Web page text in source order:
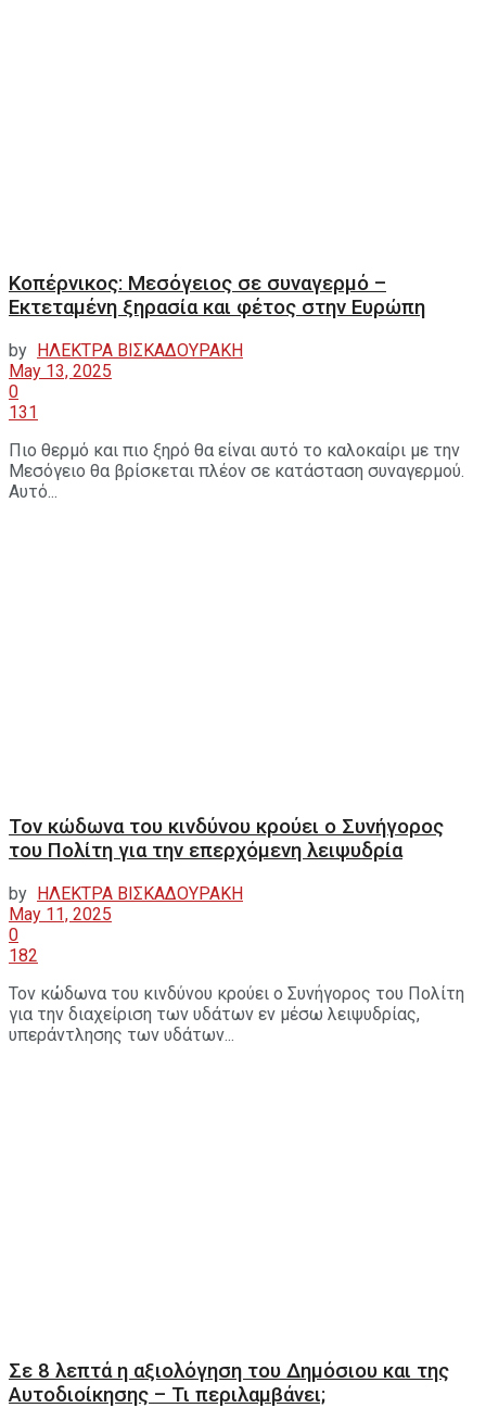
Κοπέρνικος: Μεσόγειος σε συναγερμό –
Εκτεταμένη ξηρασία και φέτος στην Ευρώπη
by ΗΛΕΚΤΡΑ ΒΙΣΚΑΔΟΥΡΑΚΗ
May 13, 2025
0
131
Πιο θερμό και πιο ξηρό θα είναι αυτό το καλοκαίρι με την
Μεσόγειο θα βρίσκεται πλέον σε κατάσταση συναγερμού.
Αυτό...
Τον κώδωνα του κινδύνου κρούει ο Συνήγορος
του Πολίτη για την επερχόμενη λειψυδρία
by ΗΛΕΚΤΡΑ ΒΙΣΚΑΔΟΥΡΑΚΗ
May 11, 2025
0
182
Τον κώδωνα του κινδύνου κρούει ο Συνήγορος του Πολίτη
για την διαχείριση των υδάτων εν μέσω λειψυδρίας,
υπεράντλησης των υδάτων...
Σε 8 λεπτά η αξιολόγηση του Δημόσιου και της
Αυτοδιοίκησης – Τι περιλαμβάνει;